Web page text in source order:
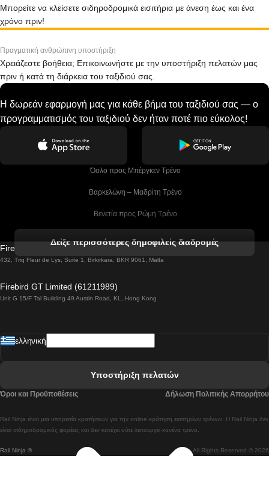
Μπορείτε να κλείσετε σιδηροδρομικά εισιτήρια με άνεση έως και ένα
χρόνο πριν!
Πραγματική ανθρώπινη υποστήριξη
Χρειάζεστε βοήθεια; Επικοινωνήστε με την υποστήριξη πελατών μας
πριν ή κατά τη διάρκεια του ταξιδιού σας.
Η δωρεάν εφαρμογή μας για κάθε βήμα του ταξιδιού σας — ο
προγραμματισμός του ταξιδιού δεν ήταν ποτέ πιο εύκολος!
Όσλο προς Μπέργκεν Tρένο
Βαρκελώνη – Μαδρίτη Tρένο
Βενετία προς Ρώμη Τρένο
Βιέννη προς Σάλτσμπουργκ Τρένα
Βουδαπέστη προς Πράγα Tρένο
Λισαβόνα προς Λάγος Tρένο
Λισαβόνα προς Μαδρίτη Τρένα
Δείξε περισσότερες δημοφιλείς διαδρομές
Firebird GT Limited (OC 1451)
432, Triq Fleur de Lys, Suite 1, Birkirkara, BKR 9061, Malta
Firebird GT Limited (61211989)
Unit G 15/F Tal Building 49 Austin Road, KL, Hong Kong
Rail Ninja ® All Rights Reserved © 2026
Rail Ninja είναι μια υπηρεσία κρατήσεων για την online κράτηση εισιτηρίων τρένων. Η Rail Ninja δεν
είναι σιδηροδρομικός φορέας και δεν κατέχει ούτε λειτουργεί κανένα τρένο.
ελληνική
Υποστήριξη πελατών
Όροι και Προϋποθέσεις Δήλωση Πολιτικής Απορρήτου